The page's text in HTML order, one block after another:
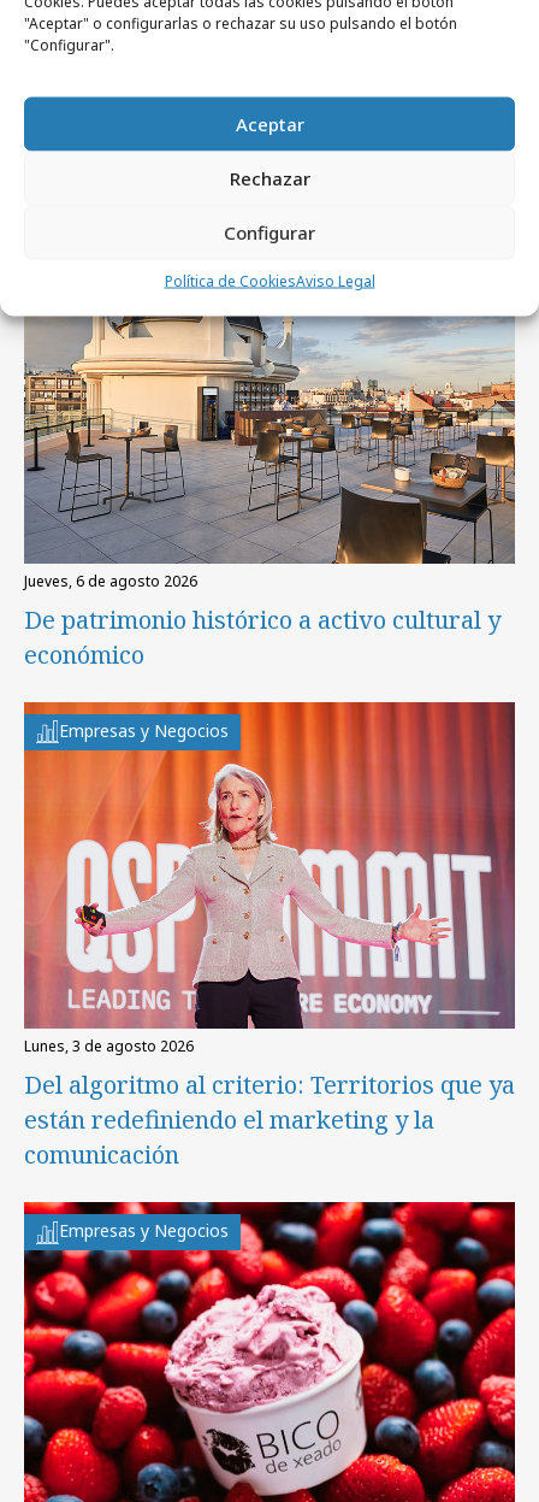
"Aceptar" o configurarlas o rechazar su uso pulsando el botón
"Configurar".
Aceptar
Rechazar
Configurar
Política de CookiesAviso Legal
de XING en España
Artículos recientes
jueves, 6 de agosto 2026
De patrimonio histórico a activo cultural y
económico
Empresas y Negocios
lunes, 3 de agosto 2026
Del algoritmo al criterio: Territorios que ya
están redefiniendo el marketing y la
comunicación
Empresas y Negocios